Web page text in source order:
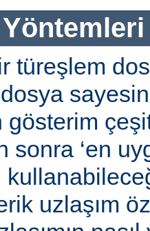
Yöntemleri
türeşlem
gösterim
sonra ‘en
uzlaşım